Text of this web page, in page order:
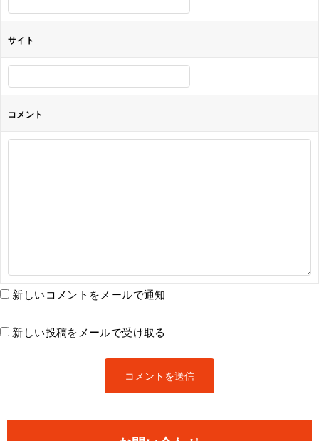
サイト
コメント
新しいコメントをメールで通知
新しい投稿をメールで受け取る